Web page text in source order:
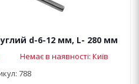
d-6-12 мм, L- 280 мм
Немає в наявності: Київ
788